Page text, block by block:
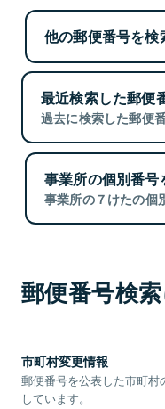
他の郵便番号を検
最近検索した郵便
過去に検索した郵便
事業所の個別番号
事業所の７けたの個
郵便番号検
市町村変更情報
郵便番号を公表した市町
しています。